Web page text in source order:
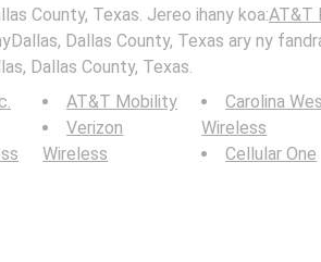
County, Texas. Jereo ihany koa:AT&T
Dallas County, Texas ary ny
Dallas County, Texas.
AT&T Mobility
Verizon
Wireless
Carolina
Wireless
Cellular One